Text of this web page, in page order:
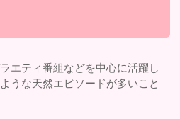
エティ番組などを中心に活躍し
うな天然エピソードが多いこと